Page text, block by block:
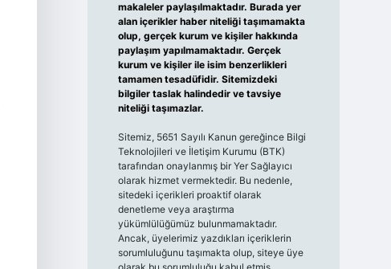
makaleler paylaşılmaktadır. Burada yer
alan içerikler haber niteliği taşımamakta
olup, gerçek kurum ve kişiler hakkında
paylaşım yapılmamaktadır. Gerçek
kurum ve kişiler ile isim benzerlikleri
tamamen tesadüfidir. Sitemizdeki
bilgiler taslak halindedir ve tavsiye
niteliği taşımazlar.
Sitemiz, 5651 Sayılı Kanun gereğince Bilgi
Teknolojileri ve İletişim Kurumu (BTK)
tarafından onaylanmış bir Yer Sağlayıcı
olarak hizmet vermektedir. Bu nedenle,
sitedeki içerikleri proaktif olarak
denetleme veya araştırma
yükümlülüğümüz bulunmamaktadır.
Ancak, üyelerimiz yazdıkları içeriklerin
sorumluluğunu taşımakta olup, siteye üye